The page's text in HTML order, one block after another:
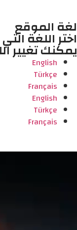
لغة الموقع
اختر اللغة
يمكنك تغيير
English
Türkçe
Français
English
Türkçe
Français